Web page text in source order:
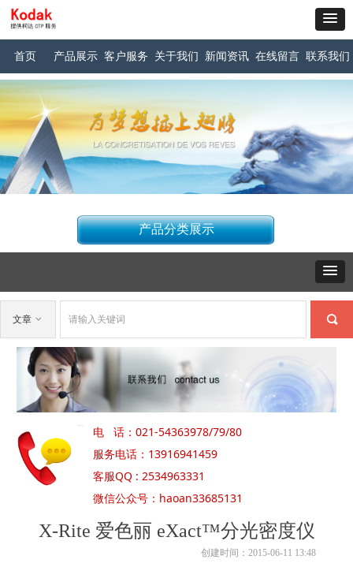
首页 产品展示 客户服务 关于我们 新闻资讯 在线留言 联系我们
产品分类展示
끠
文章 ꀁ
电 话：021-54363978/79/80
服务电话：13916941459
客服QQ : 2534963331
微信公众号：haoan33685131
X-Rite 爱色丽 eXact™分光密度仪
创建时间： 2015-06-11 13:48